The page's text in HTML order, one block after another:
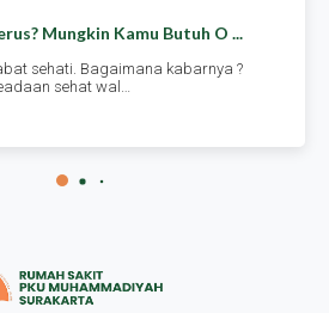
Mungkin Kamu Butuh O ...
sehati. Bagaimana kabarnya ?
sehat wal…